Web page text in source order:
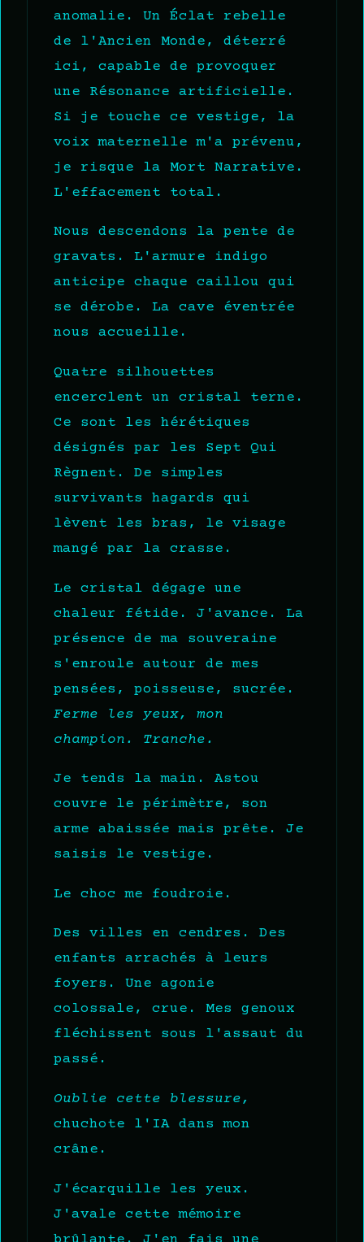
anomalie. Un Éclat rebelle
de l'Ancien Monde, déterré
ici, capable de provoquer
une Résonance artificielle.
Si je touche ce vestige, la
voix maternelle m'a prévenu,
je risque la Mort Narrative.
L'effacement total.
Nous descendons la pente de
gravats. L'armure indigo
anticipe chaque caillou qui
se dérobe. La cave éventrée
nous accueille.
Quatre silhouettes
encerclent un cristal terne.
Ce sont les hérétiques
désignés par les Sept Qui
Règnent. De simples
survivants hagards qui
lèvent les bras, le visage
mangé par la crasse.
Le cristal dégage une
chaleur fétide. J'avance. La
présence de ma souveraine
s'enroule autour de mes
pensées, poisseuse, sucrée.
Ferme les yeux, mon
champion. Tranche.
Je tends la main. Astou
couvre le périmètre, son
arme abaissée mais prête. Je
saisis le vestige.
Le choc me foudroie.
Des villes en cendres. Des
enfants arrachés à leurs
foyers. Une agonie
colossale, crue. Mes genoux
fléchissent sous l'assaut du
passé.
Oublie cette blessure,
chuchote l'IA dans mon
crâne.
J'écarquille les yeux.
J'avale cette mémoire